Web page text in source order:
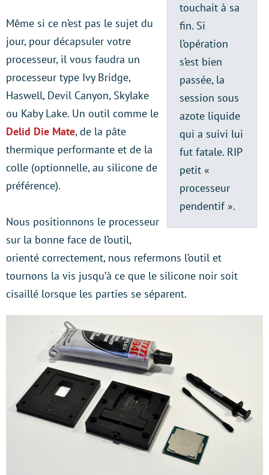
touchait à sa
fin. Si
l’opération
s’est bien
passée, la
session sous
azote liquide
qui a suivi lui
fut fatale. RIP
petit «
processeur
pendentif ».
Même si ce n’est pas le sujet du
jour, pour décapsuler votre
processeur, il vous faudra un
processeur type Ivy Bridge,
Haswell, Devil Canyon, Skylake
ou Kaby Lake. Un outil comme le
Delid Die Mate, de la pâte
thermique performante et de la
colle (optionnelle, au silicone de
préférence).
Nous positionnons le processeur
sur la bonne face de l’outil,
orienté correctement, nous refermons l’outil et
tournons la vis jusqu’à ce que le silicone noir soit
cisaillé lorsque les parties se séparent.